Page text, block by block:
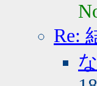
Re: